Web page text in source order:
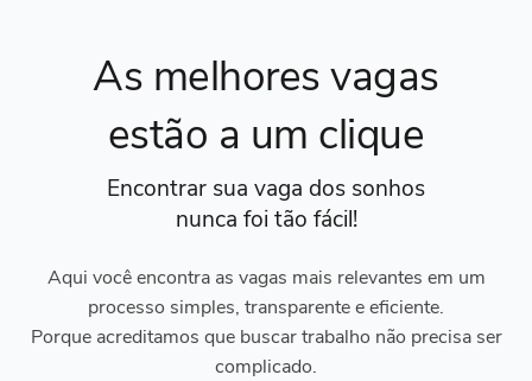
As melhores vagas
estão a um clique
Encontrar sua vaga dos sonhos
nunca foi tão fácil!
Aqui você encontra as vagas mais relevantes em um
processo simples, transparente e eficiente.
Porque acreditamos que buscar trabalho não precisa ser
complicado.